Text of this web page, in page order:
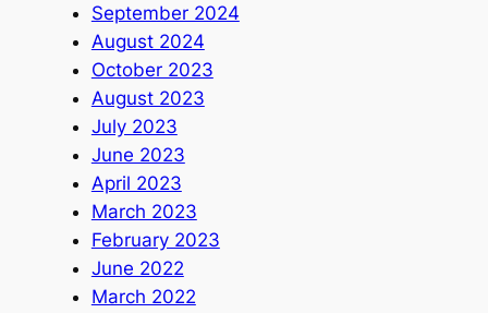
September 2024
August 2024
October 2023
August 2023
July 2023
June 2023
April 2023
March 2023
February 2023
June 2022
March 2022